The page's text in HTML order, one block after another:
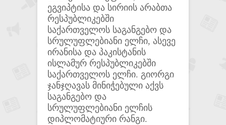
ეგვიპტისა და სირიის არაბთა
რესპუბლიკებში
საქართველოს საგანგებო და
სრულუფლებიანი ელჩი, ასევე
ირანისა და პაკისტანის
ისლამურ რესპუბლიკებში
საქართველოს ელჩი. გიორგი
ჯანჯღავას მინიჭებული აქვს
საგანგებო და
სრულუფლებიანი ელჩის
დიპლომატიური რანგი.